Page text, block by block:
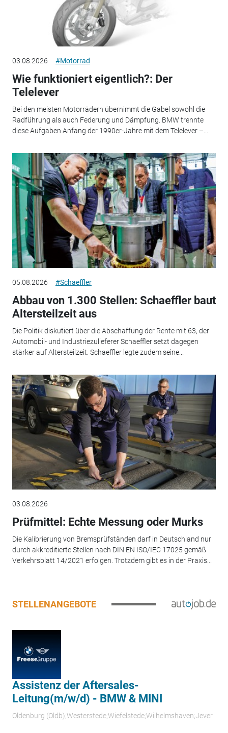
03.08.2026 #Motorrad
Wie funktioniert eigentlich?: Der
Telelever
Bei den meisten Motorrädern übernimmt die Gabel sowohl die
Radführung als auch Federung und Dämpfung. BMW trennte
diese Aufgaben Anfang der 1990er-Jahre mit dem Telelever –...
05.08.2026 #Schaeffler
Abbau von 1.300 Stellen: Schaeffler baut
Altersteilzeit aus
Die Politik diskutiert über die Abschaffung der Rente mit 63, der
Automobil- und Industriezulieferer Schaeffler setzt dagegen
stärker auf Altersteilzeit. Schaeffler legte zudem seine...
03.08.2026
Prüfmittel: Echte Messung oder Murks
Die Kalibrierung von Bremsprüfständen darf in Deutschland nur
durch akkreditierte Stellen nach DIN EN ISO/IEC 17025 gemäß
Verkehrsblatt 14/2021 erfolgen. Trotzdem gibt es in der Praxis...
STELLENANGEBOTE
Assistenz der Aftersales-
Leitung(m/w/d) - BMW & MINI
Oldenburg (Oldb);Westerstede;Wiefelstede;Wilhelmshaven;Jever